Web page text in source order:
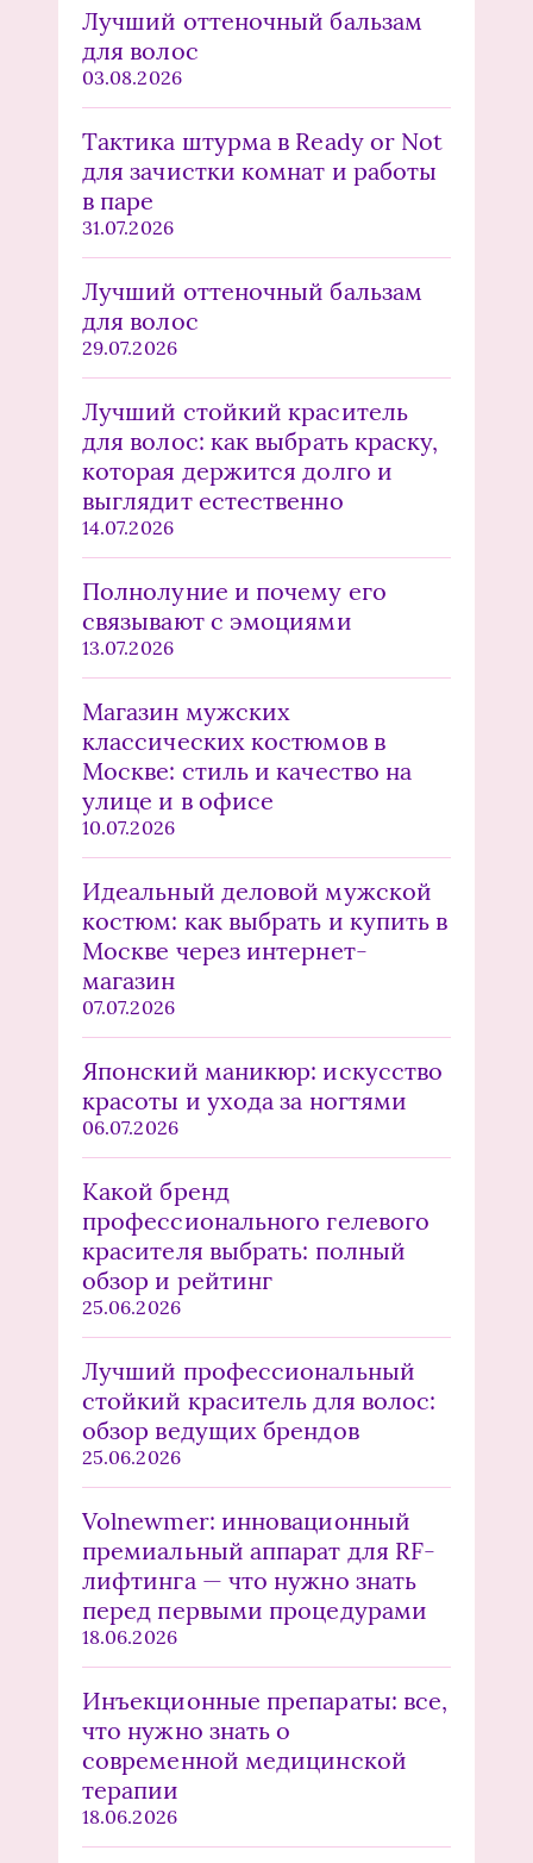
Лучший оттеночный бальзам
для волос
03.08.2026
Тактика штурма в Ready or Not
для зачистки комнат и работы
в паре
31.07.2026
Лучший оттеночный бальзам
для волос
29.07.2026
Лучший стойкий краситель
для волос: как выбрать краску,
которая держится долго и
выглядит естественно
14.07.2026
Полнолуние и почему его
связывают с эмоциями
13.07.2026
Магазин мужских
классических костюмов в
Москве: стиль и качество на
улице и в офисе
10.07.2026
Идеальный деловой мужской
костюм: как выбрать и купить в
Москве через интернет-
магазин
07.07.2026
Японский маникюр: искусство
красоты и ухода за ногтями
06.07.2026
Какой бренд
профессионального гелевого
красителя выбрать: полный
обзор и рейтинг
25.06.2026
Лучший профессиональный
стойкий краситель для волос:
обзор ведущих брендов
25.06.2026
Volnewmer: инновационный
премиальный аппарат для RF-
лифтинга — что нужно знать
перед первыми процедурами
18.06.2026
Инъекционные препараты: все,
что нужно знать о
современной медицинской
терапии
18.06.2026